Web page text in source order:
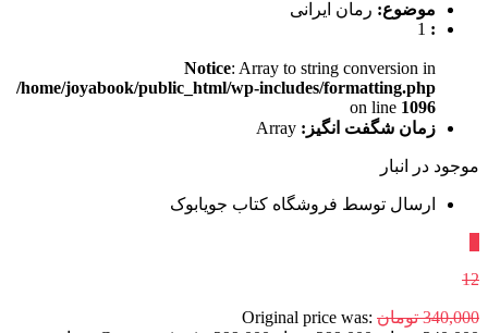
موضوع: رمان ایرانی
:
Notice: Array to string conversion in
/home/joyabook/public_html/wp-includes/formatting.php
on line 1096
زمان شگفت انگیز:
موجود در انبار
ارسال توسط فروشگاه کتاب جویابوک
12
340,000 تومان Original price was: